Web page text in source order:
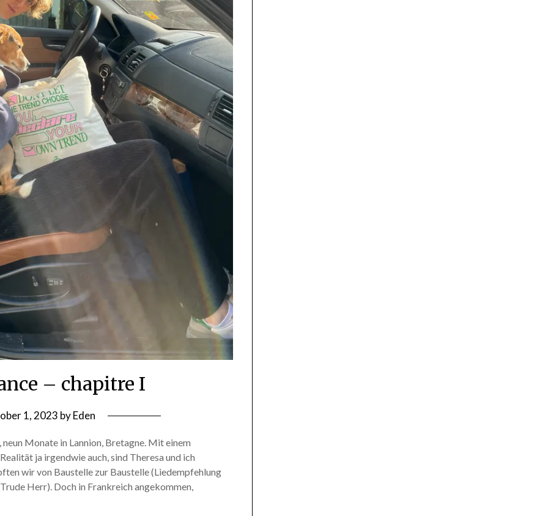
– chapitre I
1, 2023 byEden
Monate in Lannion, Bretagne. Mit einem
ja irgendwie auch, sind Theresa und ich
wir von Baustelle zur Baustelle (Liedempfehlung
Herr). Doch in Frankreich angekommen,